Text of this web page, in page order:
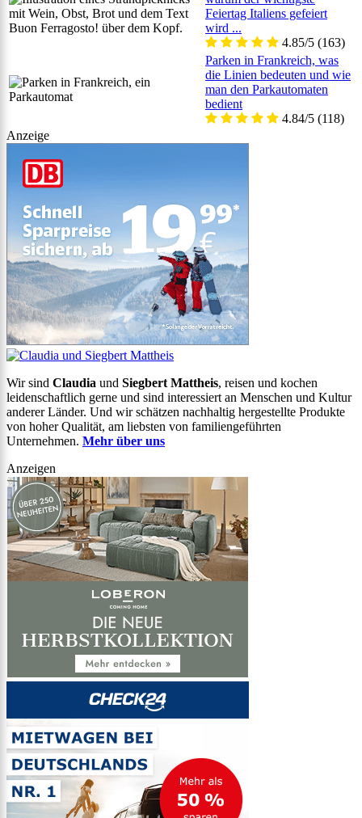
Feiertag Italiens gefeiert
wird ...
4.85/5 (163)
Parken in Frankreich, was
die Linien bedeuten und wie
man den Parkautomaten
bedient
4.84/5 (118)
Anzeige
Wir sind Claudia und Siegbert Mattheis, reisen und kochen
leidenschaftlich gerne und sind interessiert an Menschen und Kultur
anderer Länder. Und wir schätzen nachhaltig hergestellte Produkte
von hoher Qualität, am liebsten von familiengeführten
Unternehmen. Mehr über uns
Anzeigen